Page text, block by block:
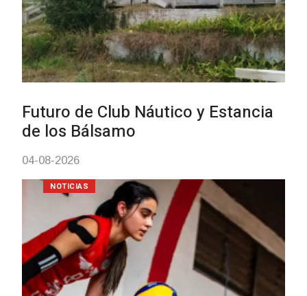
Turismo accesible para personas
con discapacidad y adultos
mayores
03-08-2026
NOTICIAS